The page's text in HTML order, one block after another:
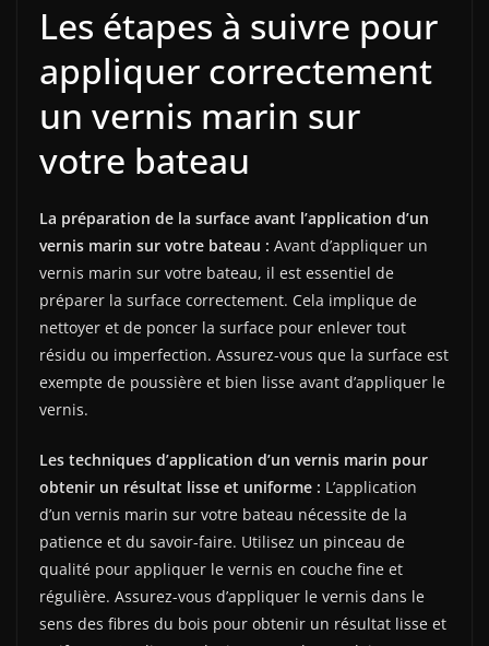
Les étapes à suivre pour
appliquer correctement
un vernis marin sur
votre bateau
La préparation de la surface avant l’application d’un
vernis marin sur votre bateau : Avant d’appliquer un
vernis marin sur votre bateau, il est essentiel de
préparer la surface correctement. Cela implique de
nettoyer et de poncer la surface pour enlever tout
résidu ou imperfection. Assurez-vous que la surface est
exempte de poussière et bien lisse avant d’appliquer le
vernis.
Les techniques d’application d’un vernis marin pour
obtenir un résultat lisse et uniforme : L’application
d’un vernis marin sur votre bateau nécessite de la
patience et du savoir-faire. Utilisez un pinceau de
qualité pour appliquer le vernis en couche fine et
régulière. Assurez-vous d’appliquer le vernis dans le
sens des fibres du bois pour obtenir un résultat lisse et